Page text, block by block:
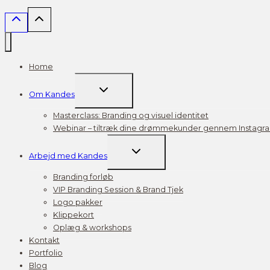
Home
Om Kandes
TOGGLE
Masterclass: Branding og visuel identitet
Webinar – tiltræk dine drømmekunder gennem
Arbejd med Kandes
TOGGLE
Branding forløb
VIP Branding Session & Brand Tjek
Logo pakker
Klippekort
Oplæg & workshops
Kontakt
Portfolio
Blog